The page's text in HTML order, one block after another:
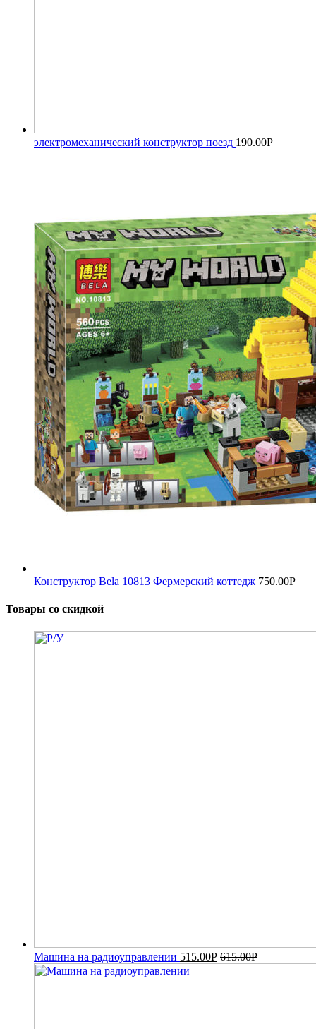
электромеханический конструктор поезд 190.00Р
Конструктор Bela 10813 Фермерский коттедж 750.00Р
Товары со скидкой
Машина на радиоуправлении 515.00Р 615.00Р